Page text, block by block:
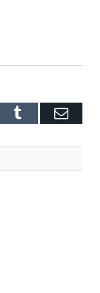
Tumblr E-